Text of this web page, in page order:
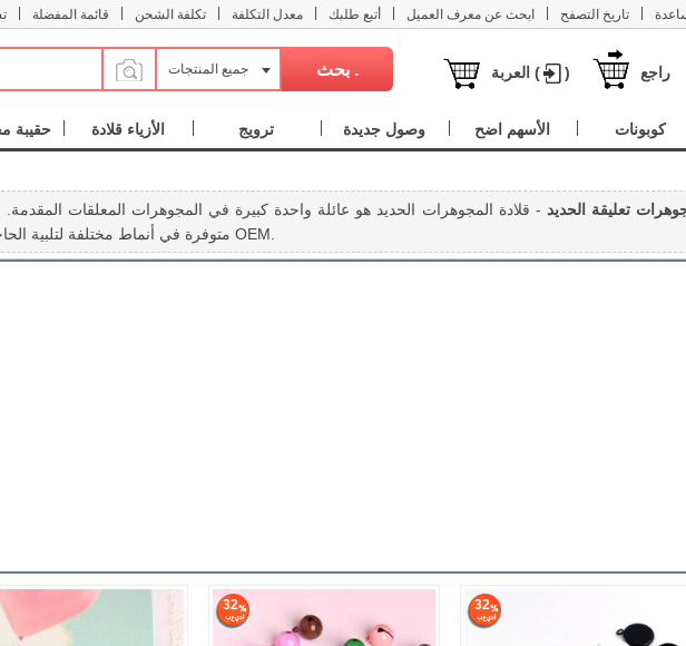
قائمة المفضلة تكلفة الشحن معدل التكلفة أتبع طلبك ابحث عن معرف العميل تاريخ التصفح
جميع المنتجات العربة ( ) راجع
حقيبة الأزياء قلادة ترويج وصول جديدة الأسهم اضح كوبونات
تعليقة الحديد - قلادة المجوهرات الحديد هو عائلة واحدة كبيرة في المجوهرات المعلقات
متوفرة في أنماط مختلفة لتلبية الحاجة الخاصة. أرحب للتحقق والحصول على بعض التي تحتاج إليها. باعتبارها المورد المجوهرات في الصين، يمكننا ان نقبل أيضا إنتاج OEM.
32 32